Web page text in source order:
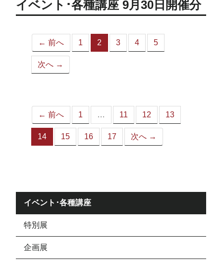
イベント･各種講座 9月30日開催分
← 前へ 1 2
（こ
3 4 5
次へ →
← 前へ 1 … 11 12 13
14
（こ
15 16 17 次へ →
イベント･各種講座
特別展
企画展